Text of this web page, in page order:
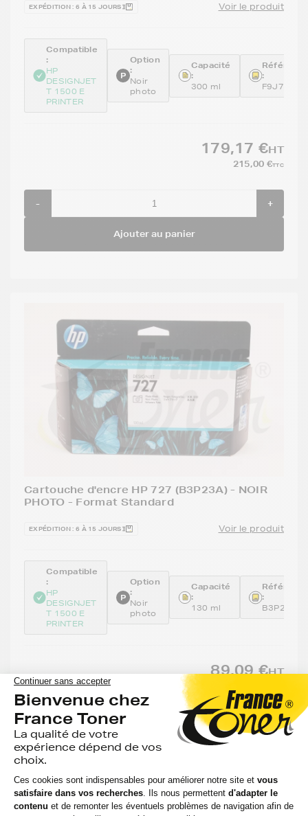
EXPÉDITION : 6 À 15 JOURS Voir le produit
Compatible
:
HP
DESIGNJET
T 1500 E
PRINTER
Option
:
Noir
photo
Capacité
:
300 ml
:
F9J79A
179,17 €HT
215,00 €TTC
- +
Ajouter au panier
Cartouche d'encre HP 727 (B3P23A) - NOIR
PHOTO - Format Standard
EXPÉDITION : 6 À 15 JOURS Voir le produit
Compatible
:
HP
DESIGNJET
T 1500 E
PRINTER
Option
:
Noir
photo
Capacité
:
130 ml
:
B3P23A
89,09 €HT
- +